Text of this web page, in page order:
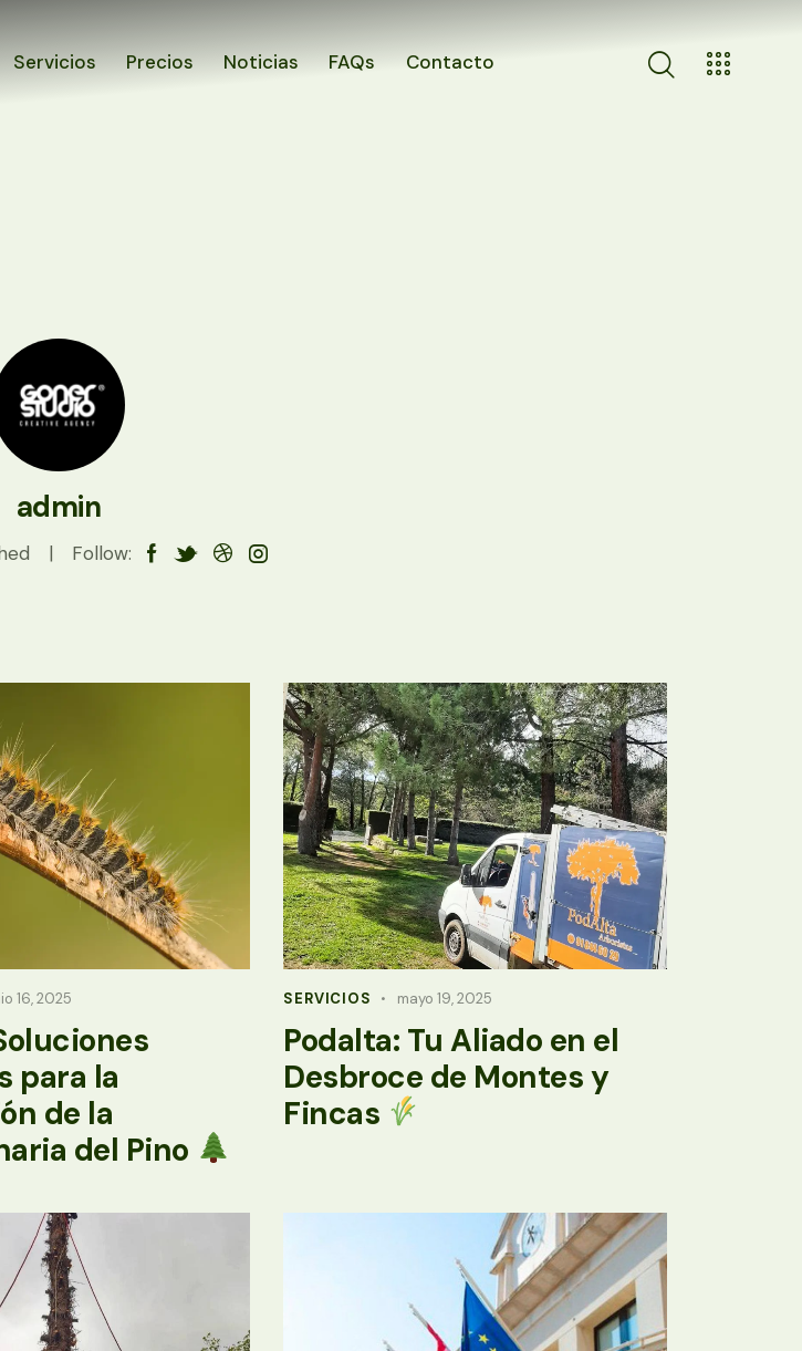
Servicios Precios Noticias FAQs Contacto
admin
Follow:
16, 2025
para la
de la
del Pino
SERVICIOS mayo 19, 2025
Podalta: Tu Aliado en el
Desbroce de Montes y
Fincas